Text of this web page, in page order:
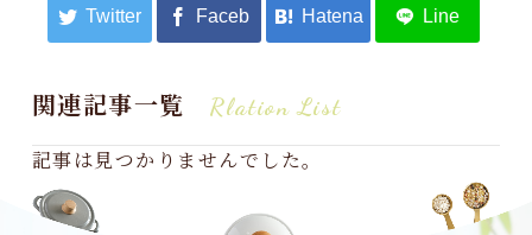
関連記事一覧 Rlation List
記事は見つかりませんでした。